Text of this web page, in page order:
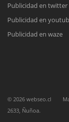
Nuestros
Todos nuestros
Publicidad en twitter
Publicidad en
Publicidad en waze
© 2026 webseo.cl
2633, Ñuñoa.